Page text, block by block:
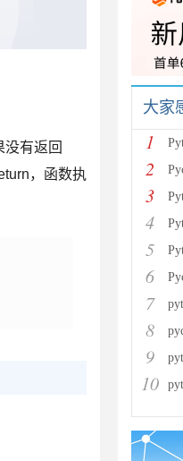
有返回
，函数执
大家
1
2
3
4
5
6
7
8
9
10